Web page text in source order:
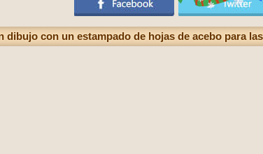
dibujo con un estampado de hojas de acebo para